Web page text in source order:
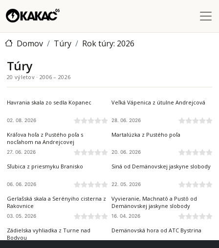
Domov Túry Rok túry: 2026
Túry
20 výletov · 2006 – 2026
SLOVENSKÝ RAJ
Havrania skala zo sedla Kopanec
02. 08. 2026
NÍZKE TATRY
Veľká Vápenica z útulne Andrejcová
28. 06. 2026
NÍZKE TATRY
Kráľova hoľa z Pustého poľa s
nocľahom na Andrejcovej
27. 06. 2026
NÍZKE TATRY
Martalúzka z Pustého poľa
20. 06. 2026
BRANISKO A BACHUREŇ
Sľubica z priesmyku Branisko
06. 06. 2026
NÍZKE TATRY
Siná od Demänovskej jaskyne slobody
22. 05. 2026
SLOVENSKÝ KRAS
Gerlašská skala a Serényiho cisterna z
Rakovnice
03. 05. 2026
NÍZKE TATRY
Vyvieranie, Machnatô a Pustô od
Demänovskej jaskyne slobody
16. 04. 2026
SLOVENSKÝ KRAS
Zádielska vyhliadka z Turne nad
Bodvou
NÍZKE TATRY
Demänovská hora od ATC Bystrina